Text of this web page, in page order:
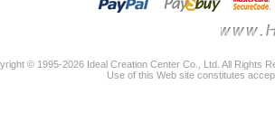
© 1995-2026 Ideal Creation Center Co., Ltd. All Rights
Use of this Web site constitutes